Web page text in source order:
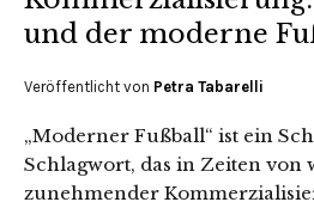
und der moderne
Veröffentlicht von Petra Tabarelli
„Moderner Fußball“ ist ein
Schlagwort, das in Zeiten von
zunehmender